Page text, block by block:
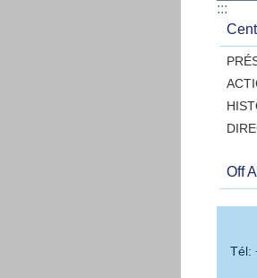
:::
Off
Tél: